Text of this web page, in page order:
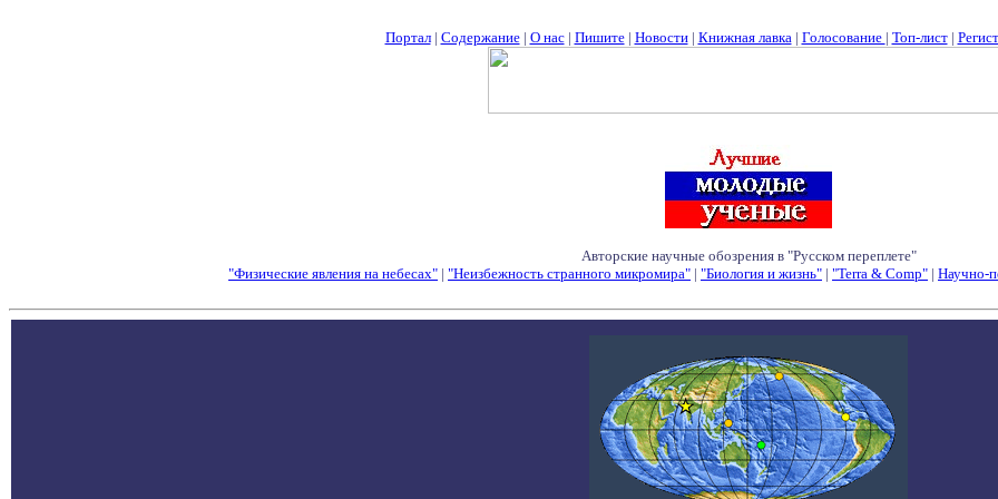
Портал| Содержание| О нас| Пишите| Новости| Книжная лавка| Голосование | Топ-лист|
Авторские научные обозрения в "Русском переплете"
"Физические явления на небесах" | "Неизбежность странного микромира" | "Биология и жизнь" | "Terra & Comp" | Научно-